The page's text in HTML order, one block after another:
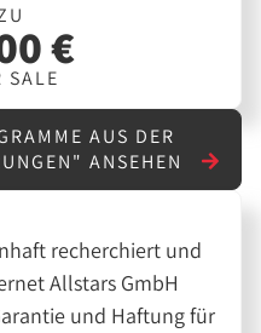
€
SALE
AUS DER
ANSEHEN
recherchiert und
Allstars GmbH
und Haftung für